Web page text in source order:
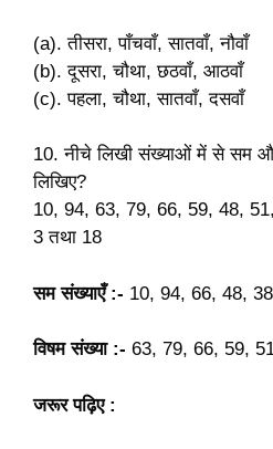
(a). तीसरा, पाँचवाँ, सातवाँ, नौवाँ
(b). दूसरा, चौथा, छठवाँ, आठवाँ
(c). पहला, चौथा, सातवाँ, दसवाँ
10. नीचे लिखी संख्याओं में से सम
लिखिए?
10, 94, 63, 79, 66, 59, 48,
3 तथा 18
सम संख्याएँ :- 10, 94, 66, 48,
विषम संख्या :- 63, 79, 66, 59,
जरूर पढ़िए :